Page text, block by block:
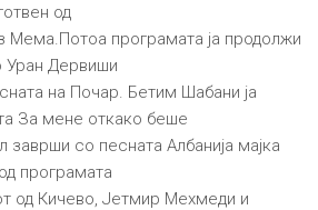
од
Мема.Потоа програмата ја продолжи
Уран Дервиши
на Почар. Бетим Шабани ја
За мене откако беше
заврши со песната Албанија мајка
програмата
од Кичево, Јетмир Мехмеди и